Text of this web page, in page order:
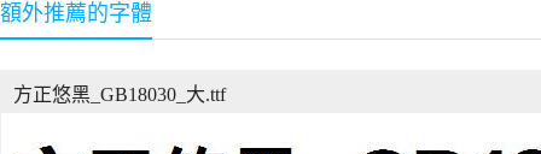
額外推薦的字體
方正悠黑_GB18030_大.ttf